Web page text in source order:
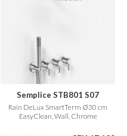
Semplice STB801 S07
Rain DeLux SmartTerm Ø30 cm
EasyClean, Wall, Chrome